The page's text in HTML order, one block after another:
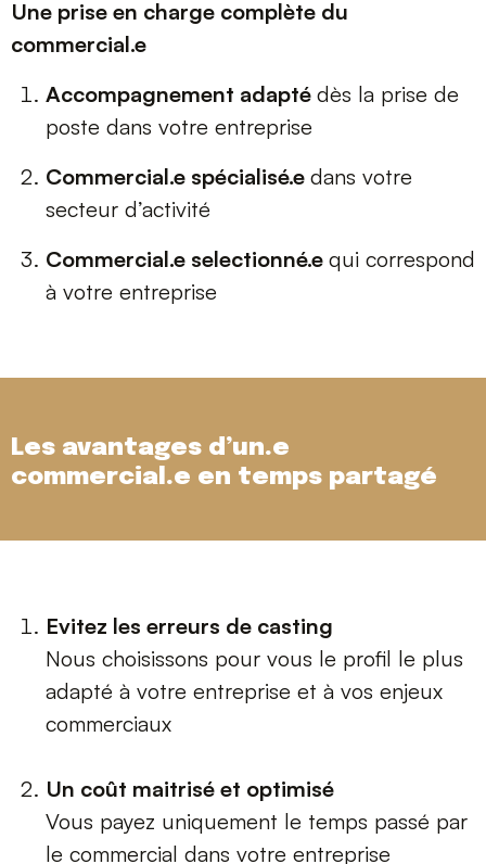
Une prise en charge complète du
commercial.e
Accompagnement adapté dès la prise de
poste dans votre entreprise
Commercial.e spécialisé.e dans votre
secteur d’activité
Commercial.e selectionné.e qui correspond
à votre entreprise
Les avantages d’un.e
commercial.e en temps partagé
Evitez les erreurs de casting
Nous choisissons pour vous le profil le plus
adapté à votre entreprise et à vos enjeux
commerciaux
Un coût maitrisé et optimisé
Vous payez uniquement le temps passé par
le commercial dans votre entreprise